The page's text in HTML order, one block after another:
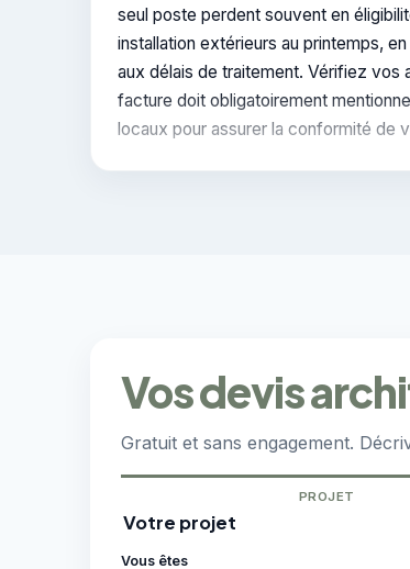
seul poste perdent souvent en
installation extérieurs au printemps,
aux délais de traitement. Vérifiez vos
facture doit obligatoirement
locaux pour assurer la conformité de
Vos devis
Gratuit et sans engagement.
PROJET
Votre projet
Vous êtes